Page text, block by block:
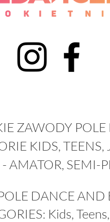
ZAWODY
KIDS,
AMATOR, SEMI-
DANCE
Kids,